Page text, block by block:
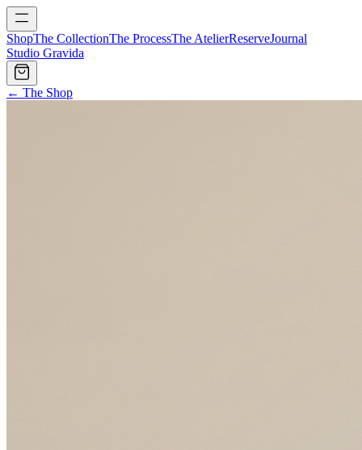
ShopThe CollectionThe ProcessThe AtelierReserveJournal
Studio Gravida
← The Shop